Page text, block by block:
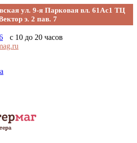
ул. 9-я Парковая вл. 61Ас1 ТЦ
э. 2 пав. 7
с 10 до 20 часов